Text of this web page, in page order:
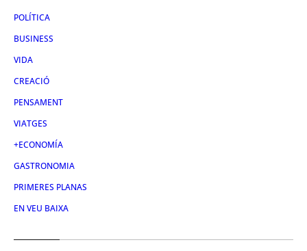
POLÍTICA
BUSINESS
VIDA
CREACIÓ
PENSAMENT
VIATGES
+ECONOMÍA
GASTRONOMIA
PRIMERES PLANAS
EN VEU BAIXA